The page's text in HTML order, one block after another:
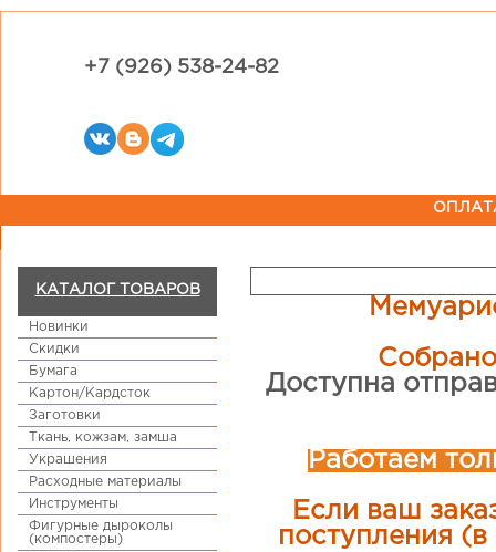
+7 (926) 538-24-82
КАТАЛОГ ТОВАРОВ
Новинки
Скидки
Бумага
Картон/Кардсток
Заготовки
Ткань, кожзам, замша
Украшения
Расходные материалы
Инструменты
Фигурные дыроколы
(компостеры)
Доступна
Работаем
Если ваш
поступления (в